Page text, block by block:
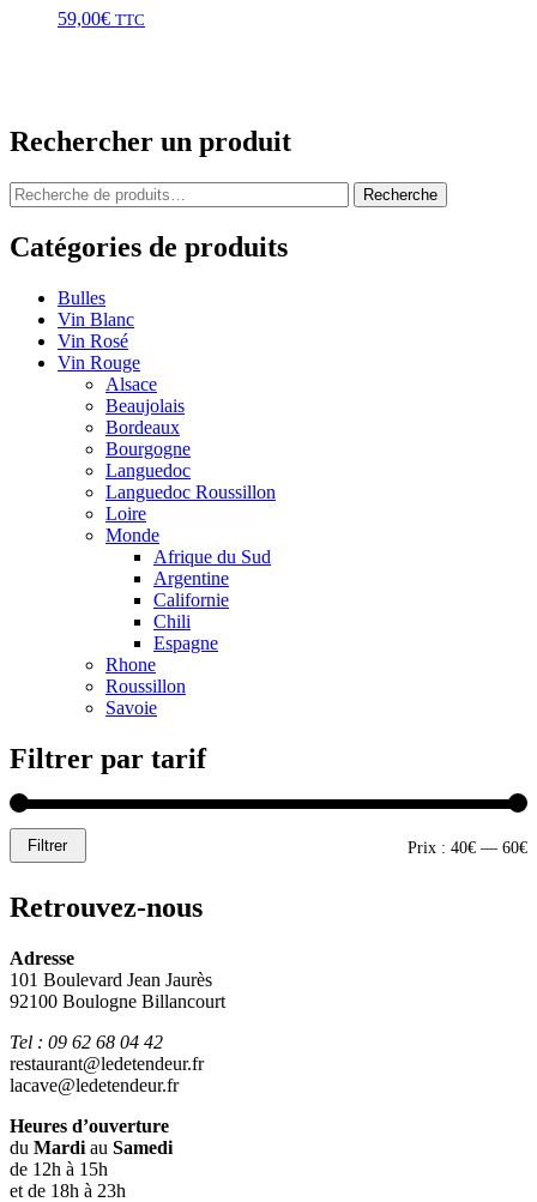
59,00€ TTC
Rechercher un produit
Recherche
pour :
Recherche
Catégories de produits
Bulles
Vin Blanc
Vin Rosé
Vin Rouge
Alsace
Beaujolais
Bordeaux
Bourgogne
Languedoc
Languedoc Roussillon
Loire
Monde
Afrique du Sud
Argentine
Californie
Chili
Espagne
Rhone
Roussillon
Savoie
Filtrer par tarif
Filtrer Prix : 40€ — 60€
Retrouvez-nous
Adresse
101 Boulevard Jean Jaurès
92100 Boulogne Billancourt
Tel : 09 62 68 04 42
restaurant@ledetendeur.fr
lacave@ledetendeur.fr
Heures d’ouverture
du Mardi au Samedi
de 12h à 15h
et de 18h à 23h